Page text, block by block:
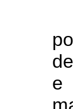
e